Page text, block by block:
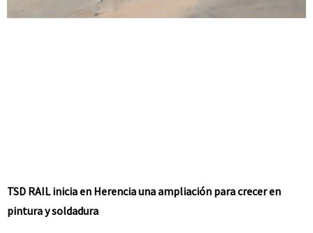
TSD RAIL inicia en Herencia una ampliación para crecer en
pintura y soldadura